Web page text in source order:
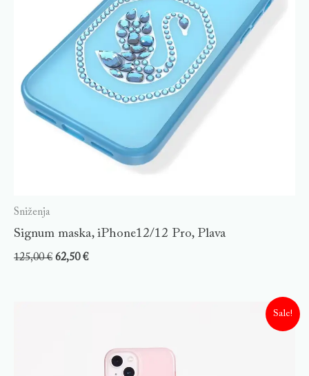
Sniženja
Signum maska, iPhone12/12 Pro, Plava
125,00€ 62,50€
Sale!